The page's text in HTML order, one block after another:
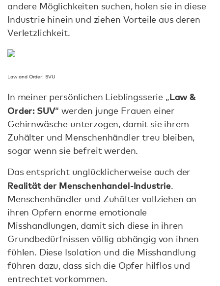
andere Möglichkeiten suchen, holen sie in diese
Industrie hinein und ziehen Vorteile aus deren
Verletzlichkeit.
Law and Order: SVU
In meiner persönlichen Lieblingsserie „Law &
Order: SUV“ werden junge Frauen einer
Gehirnwäsche unterzogen, damit sie ihrem
Zuhälter und Menschenhändler treu bleiben,
sogar wenn sie befreit werden.
Das entspricht unglücklicherweise auch der
Realität der Menschenhandel-Industrie.
Menschenhändler und Zuhälter vollziehen an
ihren Opfern enorme emotionale
Misshandlungen, damit sich diese in ihren
Grundbedürfnissen völlig abhängig von ihnen
fühlen. Diese Isolation und die Misshandlung
führen dazu, dass sich die Opfer hilflos und
entrechtet vorkommen.